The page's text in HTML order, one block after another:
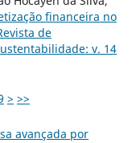
financeira no
de
v. 14
> >>
avançada por